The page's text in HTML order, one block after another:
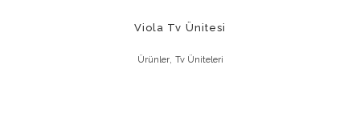
Viola Tv Ünitesi
Ürünler, Tv Üniteleri